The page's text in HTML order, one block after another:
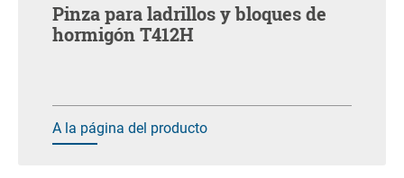
Pinza para ladrillos y bloques de
hormigón T412H
A la página del producto